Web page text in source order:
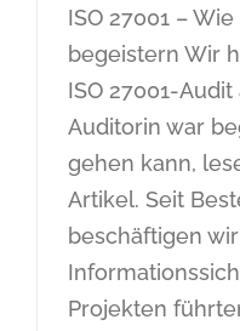
ISO 27001 –
begeistern Wir
ISO 27001-
Auditorin war
gehen kann,
Artikel. Seit
beschäftigen
Projekten